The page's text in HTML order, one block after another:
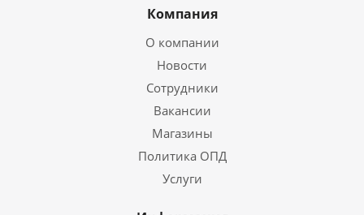
Компания
О компании
Новости
Сотрудники
Вакансии
Магазины
Политика ОПД
Услуги